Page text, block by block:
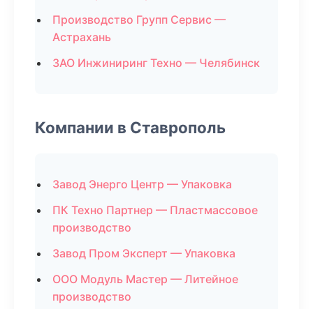
Производство Групп Сервис —
Астрахань
ЗАО Инжиниринг Техно — Челябинск
Компании в Ставрополь
Завод Энерго Центр — Упаковка
ПК Техно Партнер — Пластмассовое
производство
Завод Пром Эксперт — Упаковка
ООО Модуль Мастер — Литейное
производство